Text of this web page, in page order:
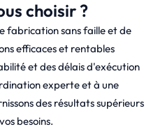
choisir ?
fabrication sans faille et de
efficaces et rentables
et des délais d'exécution
experte et à une
des résultats supérieurs
besoins.